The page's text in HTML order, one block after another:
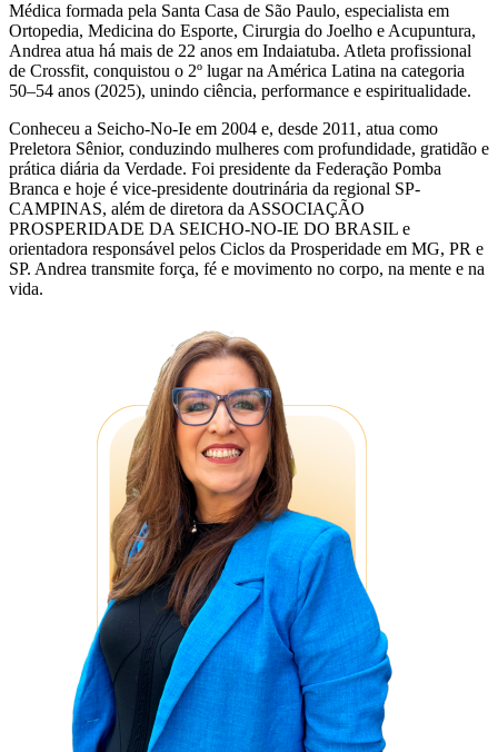
Médica formada pela Santa Casa de São Paulo, especialista em
Ortopedia, Medicina do Esporte, Cirurgia do Joelho e Acupuntura,
Andrea atua há mais de 22 anos em Indaiatuba. Atleta profissional
de Crossfit, conquistou o 2º lugar na América Latina na categoria
50–54 anos (2025), unindo ciência, performance e espiritualidade.
Conheceu a Seicho-No-Ie em 2004 e, desde 2011, atua como
Preletora Sênior, conduzindo mulheres com profundidade, gratidão e
prática diária da Verdade. Foi presidente da Federação Pomba
Branca e hoje é vice-presidente doutrinária da regional SP-
CAMPINAS, além de diretora da ASSOCIAÇÃO
PROSPERIDADE DA SEICHO-NO-IE DO BRASIL e
orientadora responsável pelos Ciclos da Prosperidade em MG, PR e
SP. Andrea transmite força, fé e movimento no corpo, na mente e na
vida.